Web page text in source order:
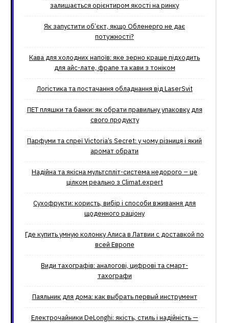
залишається орієнтиром якості на ринку
Як запустити об’єкт, якщо Обленерго не дає
потужності?
Кава для холодних напоїв: яке зерно краще підходить
для айс-лате, фрапе та кави з тоніком
Логістика та постачання обладнання від LaserSvit
ПЕТ пляшки та банки: як обрати правильну упаковку для
свого продукту
Парфуми та спреї Victoria’s Secret: у чому різниця і який
аромат обрати
Надійна та якісна мультспліт-система недорого – це
цілком реально з Climat.еxpert
Сухофрукти: користь, вибір і способи вживання для
щоденного раціону
Где купить умную колонку Алиса в Латвии с доставкой по
всей Европе
Види тахографів: аналогові, цифрові та смарт-
тахографи
Паяльник для дома: как выбрать первый инструмент
Електрочайники DeLonghi: якість, стиль і надійність —